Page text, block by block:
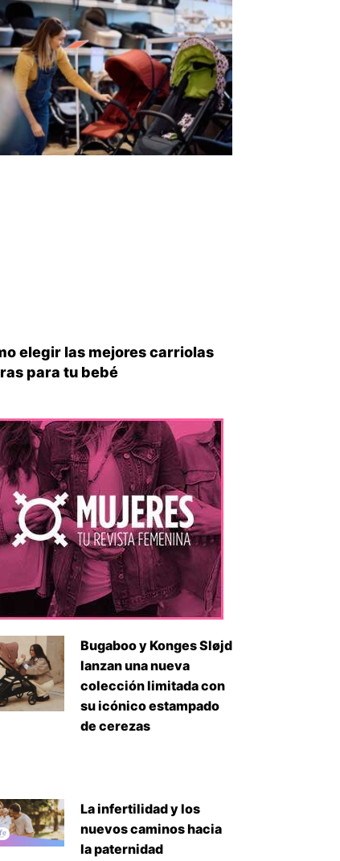
elegir las mejores carriolas
para tu bebé
Bugaboo y Konges Sløjd
lanzan una nueva
colección limitada con
su icónico estampado
de cerezas
La infertilidad y los
nuevos caminos hacia
la paternidad